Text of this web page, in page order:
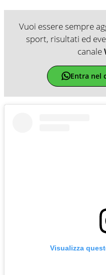
Vuoi essere sempre
sport, risultati ed
canale
Entra nel
Visualizza